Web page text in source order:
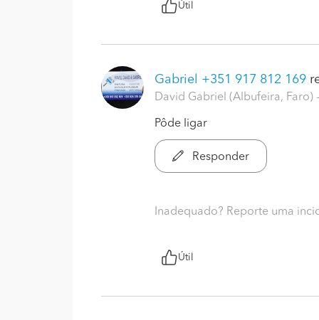
Útil
Gabriel +351 917 812 169
David Gabriel (Albufeira, Faro)
Pôde ligar
Responder
Inadequado? Reporte uma
Útil